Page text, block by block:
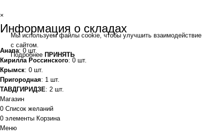
Мы используем файлы cookie, чтобы улучшить взаимодействие
с сайтом.
Подробнее ПРИНЯТЬ
×
Информация о складах
Анапа: 0 шт.
Кирилла Россинского: 0 шт.
Крымск: 0 шт.
Пригородная: 1 шт.
ТАВДГИРИДЗЕ: 2 шт.
Магазин
0 Список желаний
0 элементы Корзина
Меню